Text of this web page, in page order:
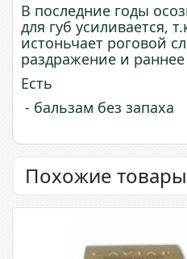
В последние годы
для губ усиливается,
истоньчает роговой
раздражение и раннее
Есть
- бальзам без запаха
Похожие товары